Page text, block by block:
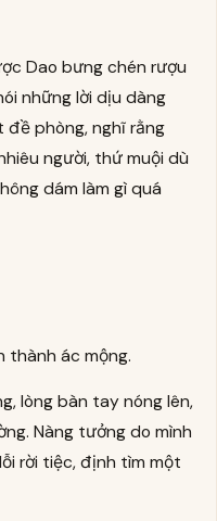
Dao bưng chén rượu
những lời dịu dàng
đề phòng, nghĩ rằng
người, thứ muội dù
dám làm gì quá
thành ác mộng.
lòng bàn tay nóng lên,
Nàng tưởng do mình
rời tiệc, định tìm một